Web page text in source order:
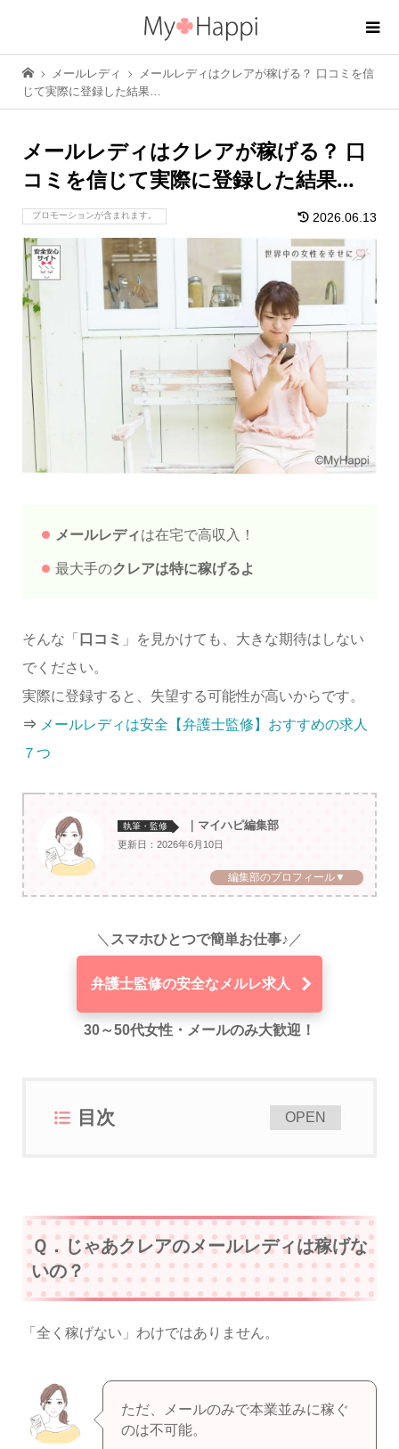
メールレディ
メールレディはクレアが稼げる？ 口コミを信
じて実際に登録した結果…
メールレディはクレアが稼げる？ 口
コミを信じて実際に登録した結果…
2026.06.13
プロモーションが含まれます。
メールレディは在宅で高収入！
最大手のクレアは特に稼げるよ
そんな「 口コミ 」を見かけても、大きな期待はしない
でください。
実際に登録すると、失望する可能性が高いからです。
⇒ メールレディは安全【弁護士監修】おすすめの求人
７つ
執筆・監修 ｜マイハピ編集部
更新日：2026年6月10日
編集部のプロフィール▼
＼ スマホひとつで簡単お仕事♪ ／
弁護士監修の安全なメルレ求人
30～50代女性・メールのみ大歓迎！
目次 OPEN
Ｑ．じゃあクレアのメールレディは稼げな
いの？
「全く稼げない」わけではありません。
ただ、メールのみで本業並みに稼ぐ
のは不可能。